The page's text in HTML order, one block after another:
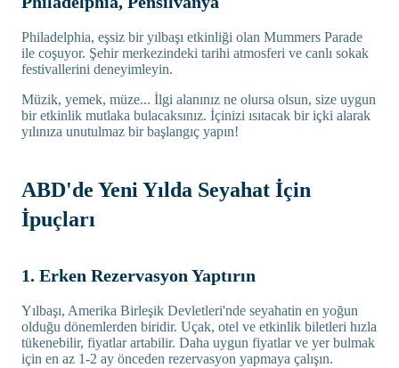
Philadelphia, eşsiz bir yılbaşı etkinliği olan Mummers Parade
ile coşuyor. Şehir merkezindeki tarihi atmosferi ve canlı sokak
festivallerini deneyimleyin.
Müzik, yemek, müze... İlgi alanınız ne olursa olsun, size uygun
bir etkinlik mutlaka bulacaksınız. İçinizi ısıtacak bir içki alarak
yılınıza unutulmaz bir başlangıç yapın!
ABD'de Yeni Yılda Seyahat İçin
İpuçları
1. Erken Rezervasyon Yaptırın
Yılbaşı, Amerika Birleşik Devletleri'nde seyahatin en yoğun
olduğu dönemlerden biridir. Uçak, otel ve etkinlik biletleri hızla
tükenebilir, fiyatlar artabilir. Daha uygun fiyatlar ve yer bulmak
için en az 1-2 ay önceden rezervasyon yapmaya çalışın.